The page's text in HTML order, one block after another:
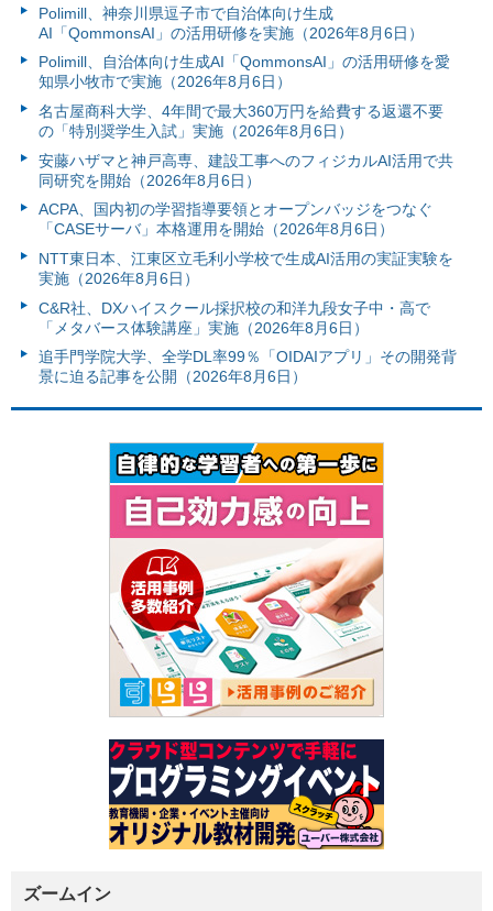
Polimill、神奈川県逗子市で自治体向け生成
AI「QommonsAI」の活用研修を実施（2026年8月6日）
Polimill、自治体向け生成AI「QommonsAI」の活用研修を愛
知県小牧市で実施（2026年8月6日）
名古屋商科大学、4年間で最大360万円を給費する返還不要
の「特別奨学生入試」実施（2026年8月6日）
安藤ハザマと神戸高専、建設工事へのフィジカルAI活用で共
同研究を開始（2026年8月6日）
ACPA、国内初の学習指導要領とオープンバッジをつなぐ
「CASEサーバ」本格運用を開始（2026年8月6日）
NTT東日本、江東区立毛利小学校で生成AI活用の実証実験を
実施（2026年8月6日）
C&R社、DXハイスクール採択校の和洋九段女子中・高で
「メタバース体験講座」実施（2026年8月6日）
追手門学院大学、全学DL率99％「OIDAIアプリ」その開発背
景に迫る記事を公開（2026年8月6日）
ズームイン